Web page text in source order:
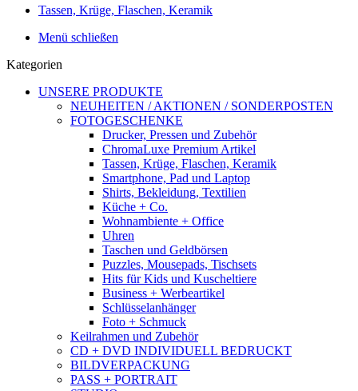
Tassen, Krüge, Flaschen, Keramik
Menü schließen
Kategorien
UNSERE PRODUKTE
NEUHEITEN / AKTIONEN / SONDERPOSTEN
FOTOGESCHENKE
Drucker, Pressen und Zubehör
ChromaLuxe Premium Artikel
Tassen, Krüge, Flaschen, Keramik
Smartphone, Pad und Laptop
Shirts, Bekleidung, Textilien
Küche + Co.
Wohnambiente + Office
Uhren
Taschen und Geldbörsen
Puzzles, Mousepads, Tischsets
Hits für Kids und Kuscheltiere
Business + Werbeartikel
Schlüsselanhänger
Foto + Schmuck
Keilrahmen und Zubehör
CD + DVD INDIVIDUELL BEDRUCKT
BILDVERPACKUNG
PASS + PORTRAIT